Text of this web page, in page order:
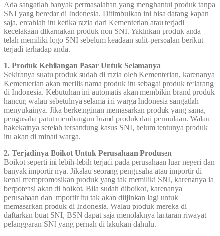
Ada sangatlah banyak permasalahan yang menghantui produk tanpa
SNI yang beredar di Indonesia. Ditimbulkan ini bisa datang kapan
saja, entahlah itu ketika razia dari Kementerian atau terjadi
kecelakaan dikarnakan produk non SNI. Yakinkan produk anda
telah memiliki logo SNI sebelum keadaan sulit-persoalan berikut
terjadi terhadap anda.
1. Produk Kehilangan Pasar Untuk Selamanya
Sekiranya suatu produk sudah di razia oleh Kementerian, karenanya
Kementerian akan merilis nama produk itu sebagai produk terlarang
di Indonesia. Kebutuhan ini automatis akan membikin brand produk
hancur, walau sebetulnya selama ini warga Indonesia sangatlah
menyukainya. Jika berkeinginan memasarkan produk yang sama,
pengusaha patut membangun brand produk dari permulaan. Walau
hakekatnya setelah tersandung kasus SNI, belum tentunya produk
itu akan di minati warga.
2. Terjadinya Boikot Untuk Perusahaan Produsen
Boikot seperti ini lebih-lebih terjadi pada perusahaan luar negeri dan
banyak importir nya. Jikalau seorang pengusaha atau importir di
kenal mempromosikan produk yang tak memiliki SNI, karenanya ia
berpotensi akan di boikot. Bila sudah diboikot, karenanya
perusahaan dan importir itu tak akan diijinkan lagi untuk
memasarkan produk di Indonesia. Walau produk mereka di
daftarkan buat SNI, BSN dapat saja menolaknya lantaran riwayat
pelanggaran SNI yang pernah di lakukan dahulu.